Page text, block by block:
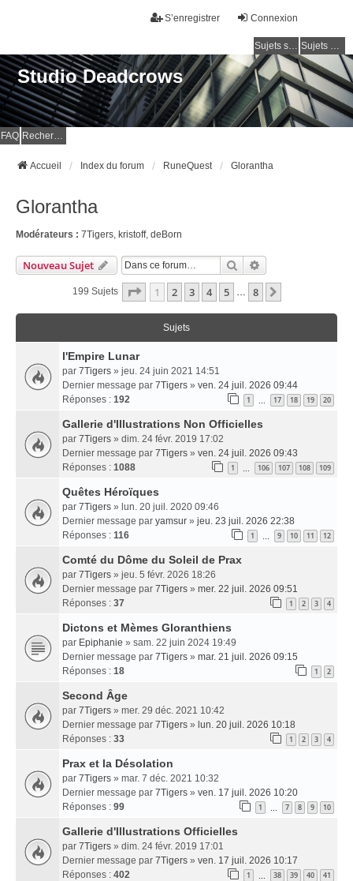
Connexion
S’enregistrer
Sujets sans réponse Sujets actifs
Studio Deadcrows
FAQ Rechercher
Accueil Index du forum RuneQuest Glorantha
Glorantha
Modérateurs : 7Tigers, kristoff, deBorn
Nouveau Sujet Rechercher
199 Sujets Page 1Sur8
1 2 3 4 5 … 8
Sujets
l'Empire Lunar
par 7Tigers » jeu. 24 juin 2021 14:51
Dernier message par 7Tigers » ven. 24 juil. 2026 09:44
Réponses : 192 1 17 18 19 20
Gallerie d'Illustrations Non Officielles
par 7Tigers » dim. 24 févr. 2019 17:02
Dernier message par 7Tigers » ven. 24 juil. 2026 09:43
Réponses : 1088 1 106 107 108 109
Quêtes Héroïques
par 7Tigers » lun. 20 juil. 2020 09:46
Dernier message par yamsur » jeu. 23 juil. 2026 22:38
Réponses : 116 1 9 10 11 12
Comté du Dôme du Soleil de Prax
par 7Tigers » jeu. 5 févr. 2026 18:26
Dernier message par 7Tigers » mer. 22 juil. 2026 09:51
Réponses : 37 1 2 3 4
Dictons et Mèmes Gloranthiens
par Epiphanie » sam. 22 juin 2024 19:49
Dernier message par 7Tigers » mar. 21 juil. 2026 09:15
Réponses : 18 1 2
Second Âge
par 7Tigers » mer. 29 déc. 2021 10:42
Dernier message par 7Tigers » lun. 20 juil. 2026 10:18
Réponses : 33 1 2 3 4
Prax et la Désolation
par 7Tigers » mar. 7 déc. 2021 10:32
Dernier message par 7Tigers » ven. 17 juil. 2026 10:20
Réponses : 99 1 7 8 9 10
Gallerie d'Illustrations Officielles
par 7Tigers » dim. 24 févr. 2019 17:01
Dernier message par 7Tigers » ven. 17 juil. 2026 10:17
Réponses : 402 1 38 39 40 41